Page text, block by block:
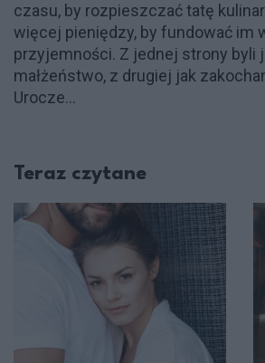
czasu, by rozpieszczać tatę
więcej pieniędzy, by fundować im
przyjemności. Z jednej strony byli
małżeństwo, z drugiej jak
Urocze…
Teraz czytane